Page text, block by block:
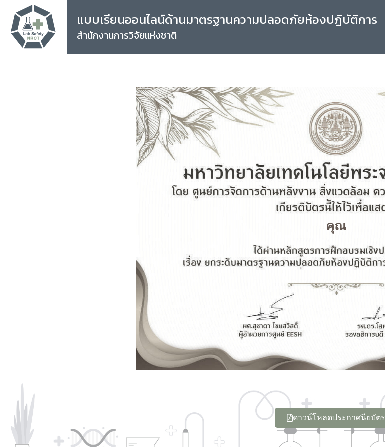
แบบเรียนออนไลน์ด้านมาตรฐานความปลอดภัยห้องปฏิบัติการ
สำนักงานการวิจัยแห่งชาติ
คุณ
ดาวน์โหลดประกาศนียบัตร